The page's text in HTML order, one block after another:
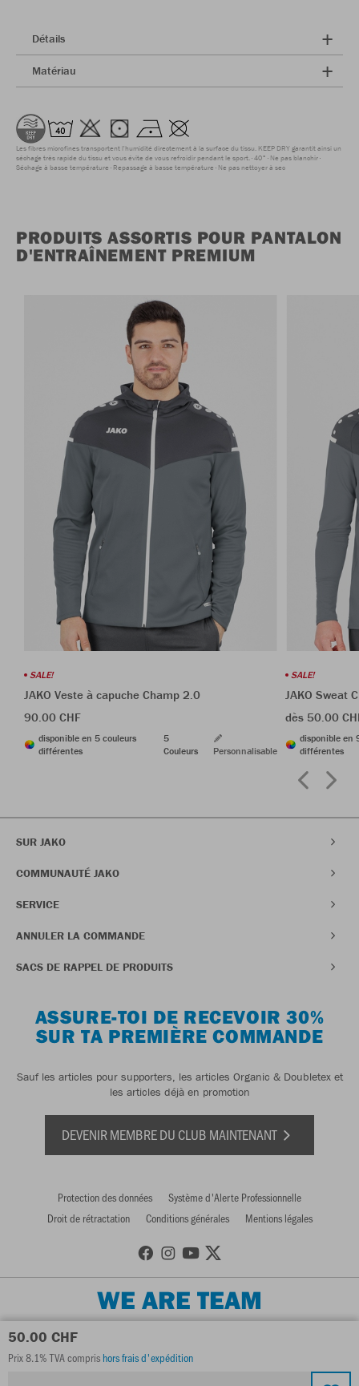
50.00 CHF
Prix 8.1% TVA compris hors frais d'expédition
Détails
Matériau
Les fibres microfines transportent l'humidité directement à la surface du tissu. KEEP DRY garantit ainsi un
séchage très rapide du tissu et vous évite de vous refroidir pendant le sport. 40° Ne pas blanchir
Séchage à basse température Repassage à basse température Ne pas nettoyer à sec
PRODUITS ASSORTIS POUR PANTALON
D'ENTRAÎNEMENT PREMIUM
SALE!
JAKO Veste à capuche Champ 2.0
90.00 CHF
disponible en 5 couleurs
différentes
5
Couleurs
Personnalisable
SALE!
JAKO Sweat
dès 50.00
disponible en
différentes
SUR JAKO
COMMUNAUTÉ JAKO
SERVICE
ANNULER LA COMMANDE
SACS DE RAPPEL DE PRODUITS
ASSURE-TOI DE RECEVOIR 30%
SUR TA PREMIÈRE COMMANDE
Sauf les articles pour supporters, les articles Organic & Doubletex et
les articles déjà en promotion
DEVENIR MEMBRE DU CLUB MAINTENANT
Protection des données
Système d'Alerte Professionnelle
Droit de rétractation
Conditions générales Mentions légales
WE ARE TEAM